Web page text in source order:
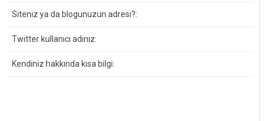
Siteniz ya da blogunuzun adresi?:
Twitter kullanıcı adınız:
Kendiniz hakkında kısa bilgi: